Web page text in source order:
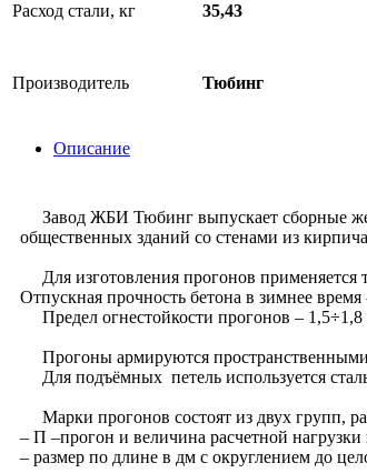
Расход стали, кг 35,43
Производитель Тюбинг
Описание
Завод ЖБИ Тюбинг выпускает сборные
общественных зданий со стенами из
Для изготовления прогонов применяется
Отпускная прочность бетона в зимнее
Предел огнестойкости прогонов – 1,5÷1,8
Прогоны армируются
Для подъёмных петель используется
Марки прогонов состоят из двух групп,
– П –прогон и величина расчетной нагрузки
– размер по длине в дм с округлением до